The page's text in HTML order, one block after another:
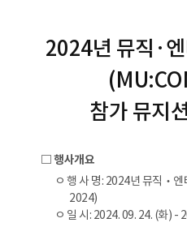
2024년 뮤직·
참가 뮤지
□ 행사개요
ㅇ 행 사 명: 2024년 뮤직‧
2024)
ㅇ 일 시: 2024. 09. 24. (화) -